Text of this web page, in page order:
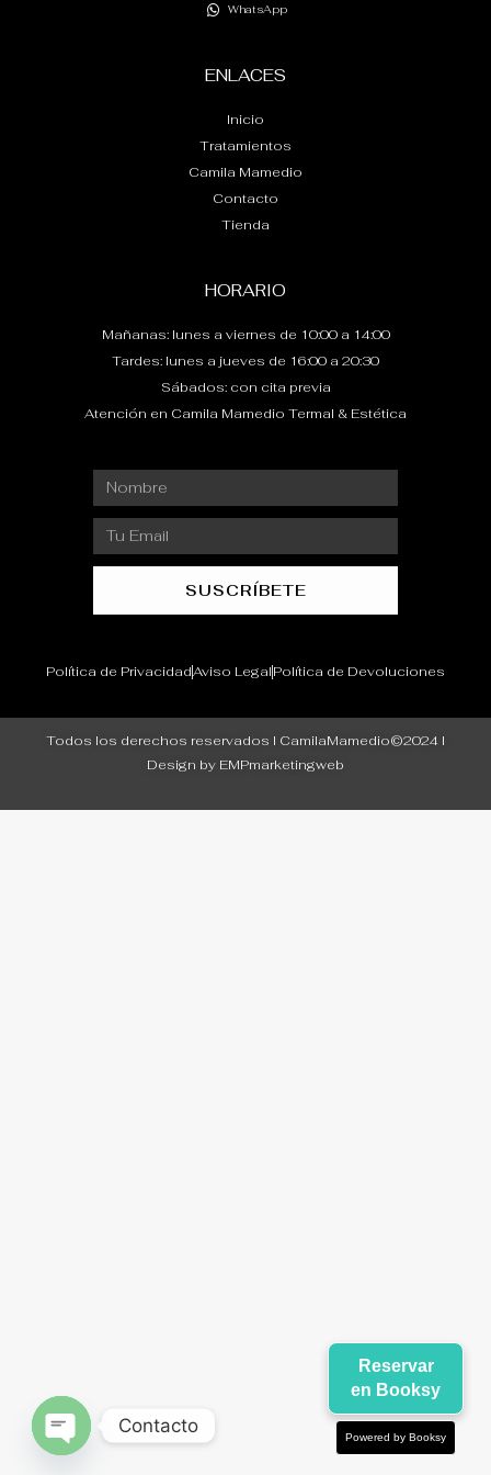
WhatsApp
ENLACES
Inicio
Tratamientos
Camila Mamedio
Contacto
Tienda
HORARIO
Mañanas: lunes a viernes de 10:00 a 14:00
Tardes: lunes a jueves de 16:00 a 20:30
Sábados: con cita previa
Atención en Camila Mamedio Termal & Estética
Nombre
Email
SUSCRÍBETE
Política de PrivacidadAviso LegalPolítica de Devoluciones
Todos los derechos reservados I CamilaMamedio©2024 I
Design by EMPmarketingweb
Reservar
en Booksy
Powered by Booksy
Contacto
OPEN CHATY